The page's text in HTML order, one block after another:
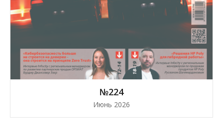
№224
Июнь 2026